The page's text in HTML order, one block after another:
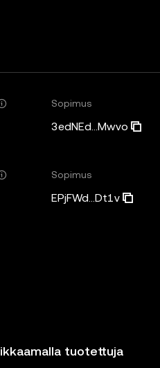
Sopimus
3edNEd...Mwvo
Sopimus
EPjFWd...Dt1v
tuotettuja